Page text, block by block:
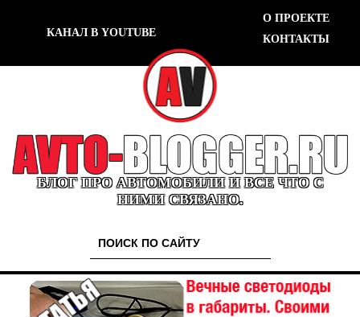
КАНАЛ В YOUTUBE
О ПРОЕКТЕ
КОНТАКТЫ
БЛОГ ПРО АВТОМОБИЛИ И ВСЕ ЧТО С
НИМИ СВЯЗАНО.